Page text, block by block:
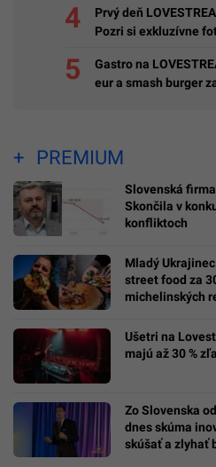
Prvý deň
Pozri si exkluzívne
Gastro na
eur a smash burger
PREMIUM
Slovenská
Skončila v
konfliktoch
Mladý
street food za
michelinských
Ušetri na
majú až 30 %
Zo Slovenska
dnes skúma
skúšať a zlyhať